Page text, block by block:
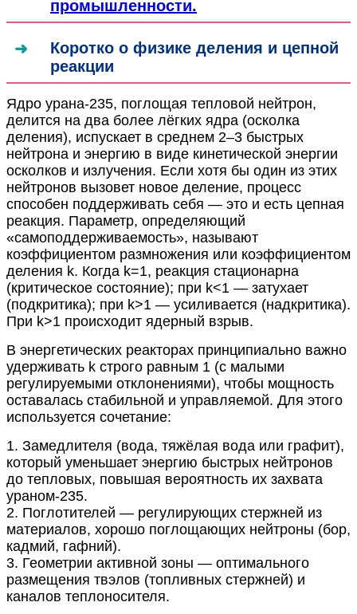
Коротко о физике деления и цепной
реакции
Ядро урана-235, поглощая тепловой нейтрон,
делится на два более лёгких ядра (осколка
деления), испускает в среднем 2–3 быстрых
нейтрона и энергию в виде кинетической энергии
осколков и излучения. Если хотя бы один из этих
нейтронов вызовет новое деление, процесс
способен поддерживать себя — это и есть цепная
реакция. Параметр, определяющий
«самоподдерживаемость», называют
коэффициентом размножения или коэффициентом
деления k. Когда k=1, реакция стационарна
(критическое состояние); при k<1 — затухает
(подкритика); при k>1 — усиливается (надкритика).
При k>1 происходит ядерный взрыв.
В энергетических реакторах принципиально важно
удерживать k строго равным 1 (с малыми
регулируемыми отклонениями), чтобы мощность
оставалась стабильной и управляемой. Для этого
используется сочетание:
1. Замедлителя (вода, тяжёлая вода или графит),
который уменьшает энергию быстрых нейтронов
до тепловых, повышая вероятность их захвата
ураном-235.
2. Поглотителей — регулирующих стержней из
материалов, хорошо поглощающих нейтроны (бор,
кадмий, гафний).
3. Геометрии активной зоны — оптимального
размещения твэлов (топливных стержней) и
каналов теплоносителя.